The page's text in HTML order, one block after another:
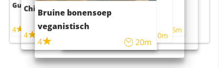
Guacamole
4
Chili con carne
4
Bruine bonensoep
veganistisch
4
20m
Sushi rijstsalade
maaltijdsalade
40m
4 55m